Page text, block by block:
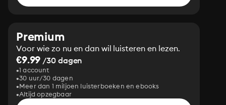
Premium
Voor wie zo nu en dan wil luisteren en lezen.
€9.99 /30 dagen
1 account
30 uur/30 dagen
Meer dan 1 miljoen luisterboeken en ebooks
Altijd opzegbaar